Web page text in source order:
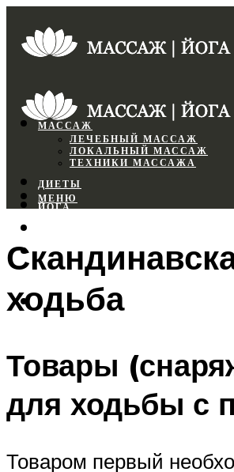
МАССАЖ
ЛЕЧЕБНЫЙ МАССАЖ
ЛОКАЛЬНЫЙ МАССАЖ
ТЕХНИКИ МАССАЖА
ДИЕТЫ
ЙОГА
ФИТНЕС
МЕНЮ
МЕНЮ
ходьба
Товары
для ходьбы с
Товаром первый